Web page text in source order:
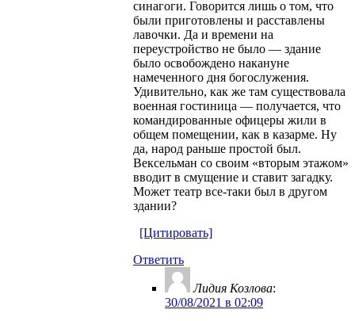
синагоги. Говорится лишь о том, что
были приготовлены и расставлены
лавочки. Да и времени на
переустройство не было — здание
было освобождено накануне
намеченного дня богослужения.
Удивительно, как же там существовала
военная гостиница — получается, что
командированные офицеры жили в
общем помещении, как в казарме. Ну
да, народ раньше простой был.
Вексельман со своим «вторым этажом»
вводит в смущение и ставит загадку.
Может театр все-таки был в другом
здании?
[Цитировать]
Ответить
Лидия Козлова:
30/08/2021 в 02:09